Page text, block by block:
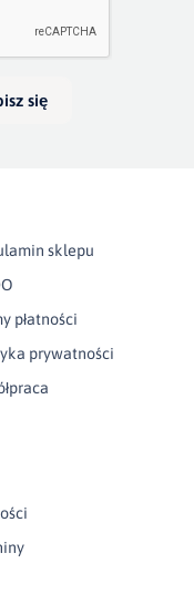
głębokości.
ok. 12cm na boki
się
sklepu
płatności
prywatności